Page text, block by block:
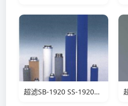
超滤SB-1920 SS-1920滤芯